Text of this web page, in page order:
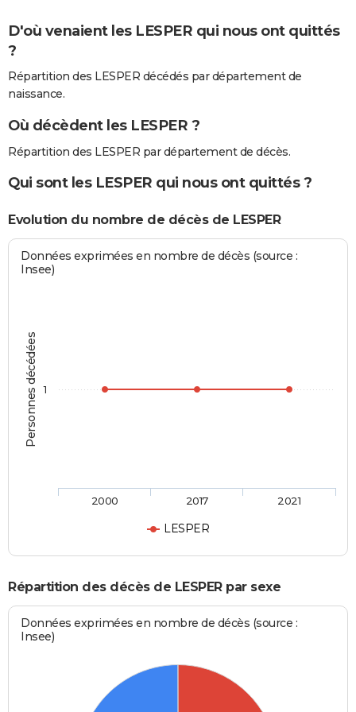
D'où venaient les LESPER qui nous ont quittés
?
Répartition des LESPER décédés par département de
naissance.
Où décèdent les LESPER ?
Répartition des LESPER par département de décès.
Qui sont les LESPER qui nous ont quittés ?
Evolution du nombre de décès de LESPER
Personnes décédées
Données exprimées en nombre de décès (source :
Insee)
LESPER
2000 2017 2021
1
Répartition des décès de LESPER par sexe
Données exprimées en nombre de décès (source :
Insee)